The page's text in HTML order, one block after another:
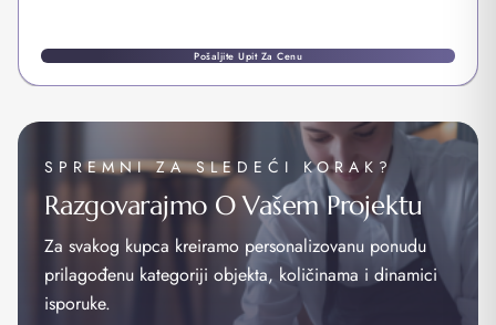
Pošaljite Upit Za Cenu
SPREMNI ZA SLEDEĆI KORAK?
Razgovarajmo O Vašem Projektu
Za svakog kupca kreiramo personalizovanu ponudu
prilagođenu kategoriji objekta, količinama i dinamici
isporuke.